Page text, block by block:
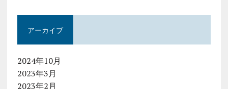
アーカイブ
2024年10月
2023年3月
2023年2月